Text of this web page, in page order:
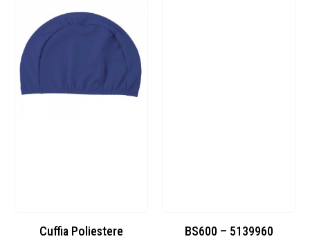
Cuffia Poliestere BS600 – 5139960